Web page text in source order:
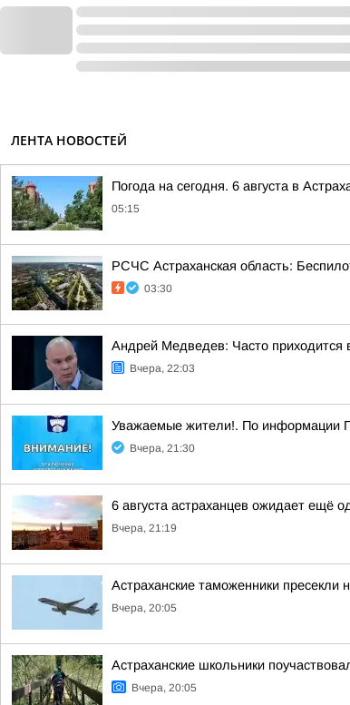
ЛЕНТА НОВОСТЕЙ
Погода на сегодня. 6 августа в
05:15
РСЧС Астраханская область:
03:30
Андрей Медведев: Часто приходится
Вчера, 22:03
Уважаемые жители!. По информации
Вчера, 21:30
6 августа астраханцев ожидает ещё
Вчера, 21:19
Астраханские таможенники пресекли
Вчера, 20:05
Астраханские школьники
Вчера, 20:05